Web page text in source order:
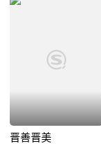
晋善晋美